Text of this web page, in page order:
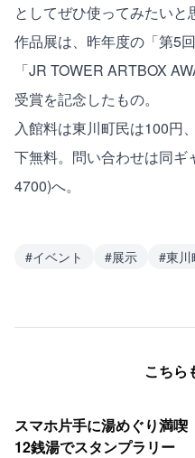
としてぜひ使ってみたいと
作品展は、昨年度の「第5
「JR TOWER ARTBOX
受賞を記念したもの。
入館料は東川町民は100円
下無料。問い合わせは同ギ
4700)へ。
#イベント #展示 #東川
こちら
スマホ片手に湯めぐり満喫
12銭湯でスタンプラリー